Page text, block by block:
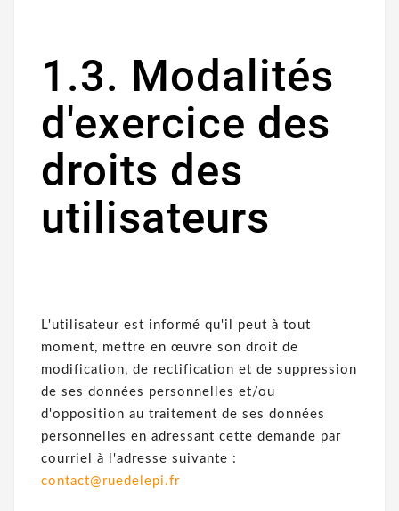
1.3. Modalités
d'exercice des
droits des
utilisateurs
L'utilisateur est informé qu'il peut à tout
moment, mettre en œuvre son droit de
modification, de rectification et de suppression
de ses données personnelles et/ou
d'opposition au traitement de ses données
personnelles en adressant cette demande par
courriel à l'adresse suivante :
contact@ruedelepi.fr